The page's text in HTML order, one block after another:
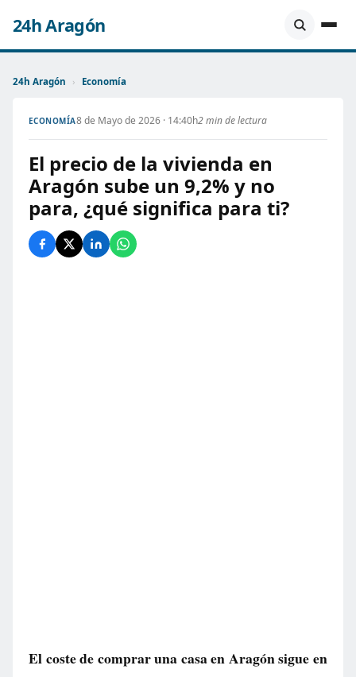
24h Aragón
24h Aragón › Economía
ECONOMÍA8 de Mayo de 2026 · 14:40h2 min de lectura
El precio de la vivienda en
Aragón sube un 9,2% y no
para, ¿qué significa para ti?
El coste de comprar una casa en Aragón sigue en